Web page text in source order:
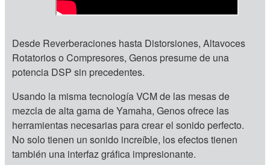
Desde Reverberaciones hasta Distorsiones, Altavoces
Rotatorios o Compresores, Genos presume de una
potencia DSP sin precedentes.
Usando la misma tecnología VCM de las mesas de
mezcla de alta gama de Yamaha, Genos ofrece las
herramientas necesarias para crear el sonido perfecto.
No solo tienen un sonido increíble, los efectos tienen
también una interfaz gráfica impresionante.